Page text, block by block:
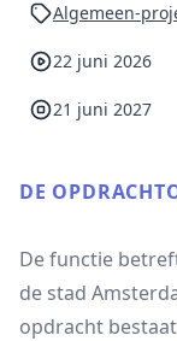
Algemeen-
22 juni 2026
21 juni 2027
DE
De functie
de stad
opdracht